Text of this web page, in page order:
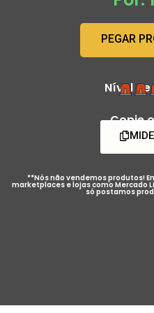
PEGAR
Nível
Copie
**Nós não vendemos produtos!
marketplaces e lojas como Mercado
só postamos